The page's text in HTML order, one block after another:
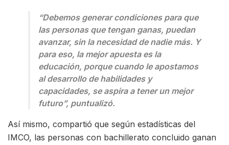
“Debemos generar condiciones para que
las personas que tengan ganas, puedan
avanzar, sin la necesidad de nadie más. Y
para eso, la mejor apuesta es la
educación, porque cuando le apostamos
al desarrollo de habilidades y
capacidades, se aspira a tener un mejor
futuro”, puntualizó.
Así mismo, compartió que según estadísticas del
IMCO, las personas con bachillerato concluido ganan